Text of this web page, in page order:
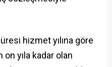
hizmet yılına göre
yıla kadar olan